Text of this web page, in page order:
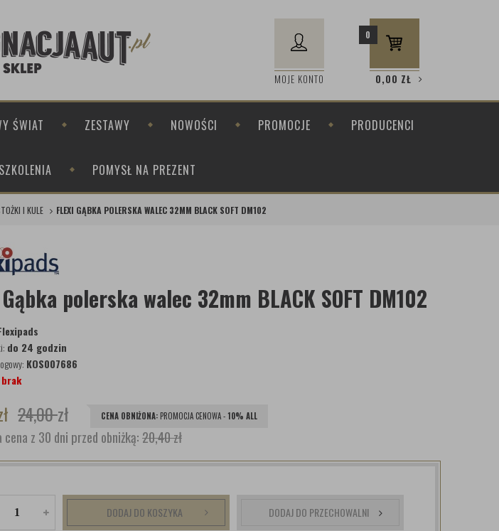
MOJE KONTO
0
0,00 ZŁ
ŚWIAT ZESTAWY NOWOŚCI PROMOCJE PRODUCENCI
SZKOLENIA POMYSŁ NA PREZENT
I KULE FLEXI GĄBKA POLERSKA WALEC 32MM BLACK SOFT DM102
polerska walec 32mm BLACK SOFT DM102
do 24 godzin
KOS007686
brak
24,00zł CENA OBNIŻONA: PROMOCJA CENOWA -10% ALL
cena z 30 dni przed obniżką:20,40 zł
DODAJ DO KOSZYKA DODAJ DO PRZECHOWALNI